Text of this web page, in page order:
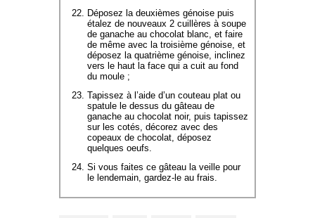
Déposez la deuxièmes génoise puis
étalez de nouveaux 2 cuillères à soupe
de ganache au chocolat blanc, et faire
de même avec la troisième génoise, et
déposez la quatrième génoise, inclinez
vers le haut la face qui a cuit au fond
du moule ;
Tapissez à l’aide d’un couteau plat ou
spatule le dessus du gâteau de
ganache au chocolat noir, puis tapissez
sur les cotés, décorez avec des
copeaux de chocolat, déposez
quelques oeufs.
Si vous faites ce gâteau la veille pour
le lendemain, gardez-le au frais.